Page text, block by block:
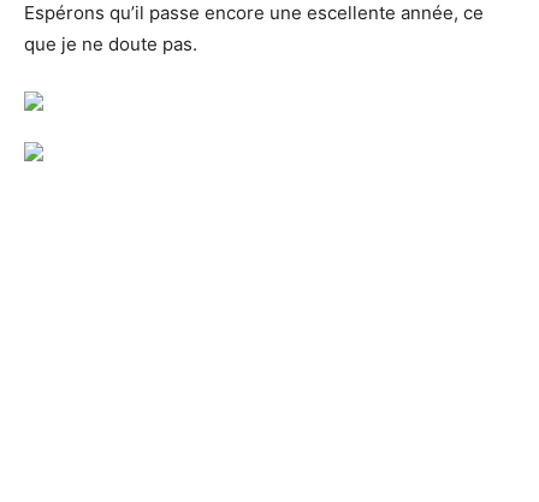
Espérons qu’il passe encore une escellente année, ce
que je ne doute pas.